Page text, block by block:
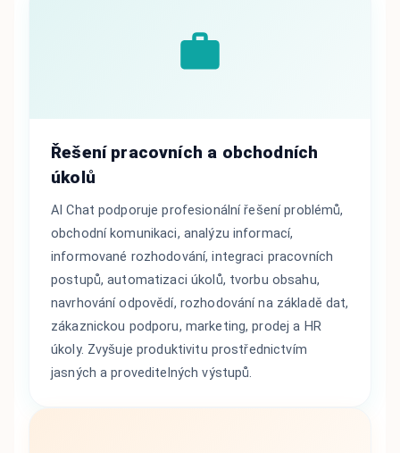
Řešení pracovních a obchodních
úkolů
AI Chat podporuje profesionální řešení problémů,
obchodní komunikaci, analýzu informací,
informované rozhodování, integraci pracovních
postupů, automatizaci úkolů, tvorbu obsahu,
navrhování odpovědí, rozhodování na základě dat,
zákaznickou podporu, marketing, prodej a HR
úkoly. Zvyšuje produktivitu prostřednictvím
jasných a proveditelných výstupů.